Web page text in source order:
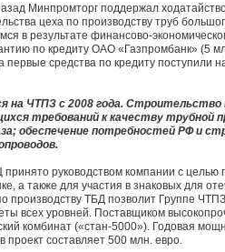
Минпромторг поддержал
цеха по производству труб
в результате финансово-
по кредиту ОАО «Газпромбанк» (5
первые средства по кредиту поступили
на ЧТПЗ с 2008 года. Строительство
требований к качеству трубной
обеспечение потребностей РФ и
руководством компании с
а также для участия в знаковых для
производству ТБД позволит Группе
всех уровней. Поставщиком
комбинат («стан-5000»). Годовая
составляет 500 млн. евро.